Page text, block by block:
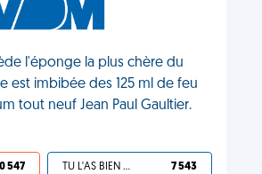
l'éponge la plus chère du
est imbibée des 125 ml de feu
tout neuf Jean Paul Gaultier.
547 TU L'AS BIEN MÉRITÉ 7 543